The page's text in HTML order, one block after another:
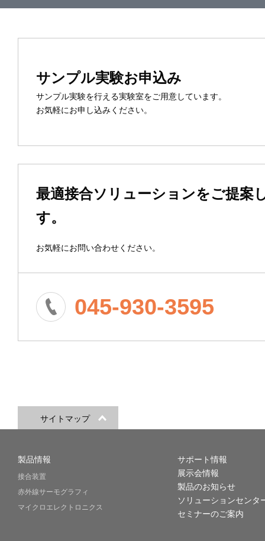
サンプル実験お申込み
サンプル実験を行える実験室をご用意しています。
お気軽にお申し込みください。
最適接合ソリューションをご提案
す。
お気軽にお問い合わせください。
045-930-3595
サイトマップ
製品情報
接合装置
赤外線サーモグラフィ
マイクロエレクトロニクス
サポート情報
展示会情報
製品のお知らせ
ソリューションセンタ
セミナーのご案内